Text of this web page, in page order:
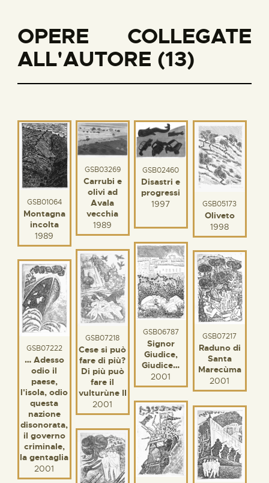
OPERE COLLEGATE
ALL'AUTORE (13)
GSB01064
Montagna
incolta
1989
GSB03269
Carrubi e
olivi ad
Avala
vecchia
1989
GSB02460
Disastri e
progressi
1997
GSB05173
Oliveto
1998
GSB06787
Signor
Giudice,
Giudice…
2001
GSB07218
Cese si può
fare di più?
Di più può
fare il
vulturùne II
2001
GSB07217
Raduno di
Santa
Marecùma
2001
GSB07222
… Adesso
odio il
paese,
l'isola, odio
questa
nazione
disonorata,
il governo
criminale,
la gentaglia
2001